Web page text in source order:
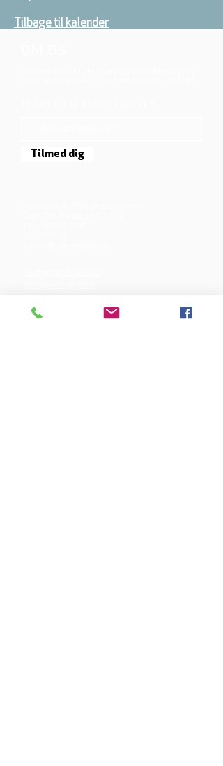
Tilbage til kalender
Tilmed dig